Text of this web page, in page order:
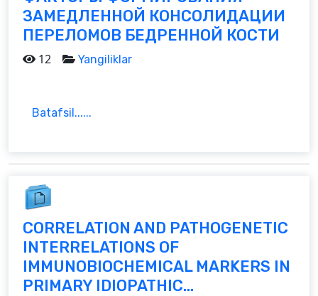
ЗАМЕДЛЕННОЙ КОНСОЛИДАЦИИ
ПЕРЕЛОМОВ БЕДРЕННОЙ КОСТИ
12 Yangiliklar
Batafsil......
CORRELATION AND PATHOGENETIC
INTERRELATIONS OF
IMMUNOBIOCHEMICAL MARKERS IN
PRIMARY IDIOPATHIC...